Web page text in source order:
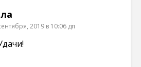
2019 в 10:06 дп